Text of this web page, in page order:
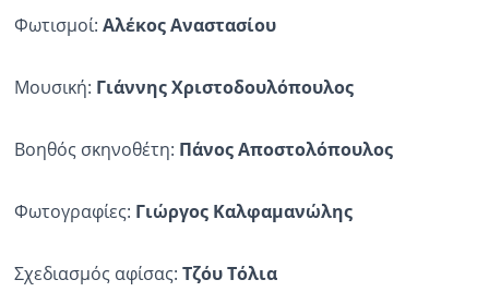
Φωτισμοί: Αλέκος Αναστασίου
Μουσική: Γιάννης Χριστοδουλόπουλος
Βοηθός σκηνοθέτη: Πάνος Αποστολόπουλος
Φωτογραφίες: Γιώργος Καλφαμανώλης
Σχεδιασμός αφίσας: Τζόυ Τόλια